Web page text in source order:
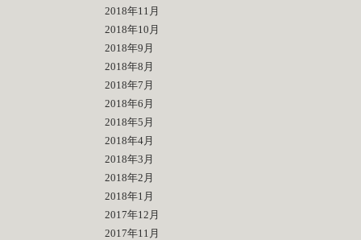
2018年11月
2018年10月
2018年9月
2018年8月
2018年7月
2018年6月
2018年5月
2018年4月
2018年3月
2018年2月
2018年1月
2017年12月
2017年11月